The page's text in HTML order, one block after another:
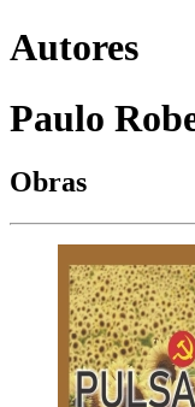
Autores
Paulo
Obras